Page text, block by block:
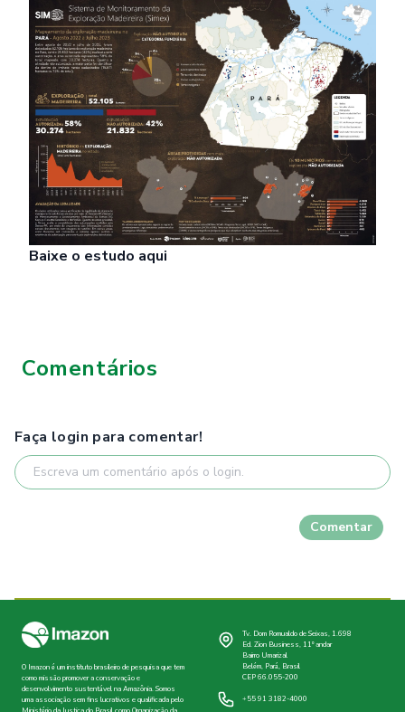
Baixe o estudo aqui
Comentários
Faça login para comentar!
Comentar
O Imazon é um instituto brasileiro de pesquisa que tem
como missão promover a conservação e
desenvolvimento sustentável na Amazônia. Somos
uma associação sem fins lucrativos e qualificada pelo
Tv. Dom Romualdo de Seixas, 1.698
Ed. Zion Business, 11º andar
Bairro Umarizal
Belém, Pará, Brasil
CEP 66.055-200
+55 91 3182-4000